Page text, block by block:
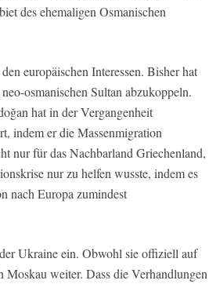
des ehemaligen Osmanischen
europäischen Interessen. Bisher hat
osmanischen Sultan abzukoppeln.
hat in der Vergangenheit
indem er die Massenmigration
nur für das Nachbarland Griechenland,
nur zu helfen wusste, indem es
nach Europa zumindest
Ukraine ein. Obwohl sie offiziell auf
Moskau weiter. Dass die Verhandlungen